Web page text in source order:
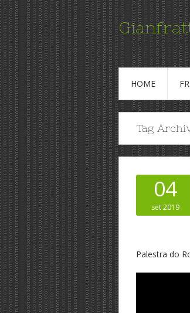
Conteudo para
HOME
Tag
04
set 2019
Palestra do